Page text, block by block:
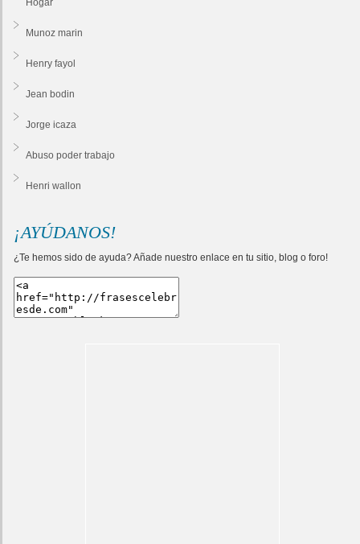
Hogar
Munoz marin
Henry fayol
Jean bodin
Jorge icaza
Abuso poder trabajo
Henri wallon
¡AYÚDANOS!
¿Te hemos sido de ayuda? Añade nuestro enlace en tu sitio, blog o foro!